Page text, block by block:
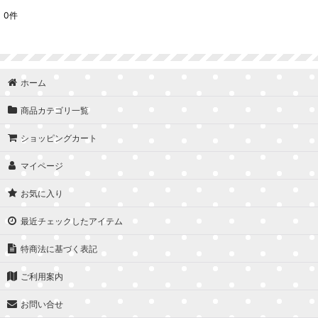
0件
ホーム
商品カテゴリ一覧
ショッピングカート
マイページ
お気に入り
最近チェックしたアイテム
特商法に基づく表記
ご利用案内
お問い合せ